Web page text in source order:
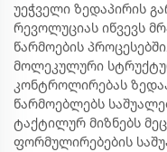
უეჭველი ზედაპირის
რევოლუციას იწვევს
წარმოების
მოლეკულური
კონტროლირებას
წარმოებლებს
ტაქტილურ მიზნებს
ფორმულირებების